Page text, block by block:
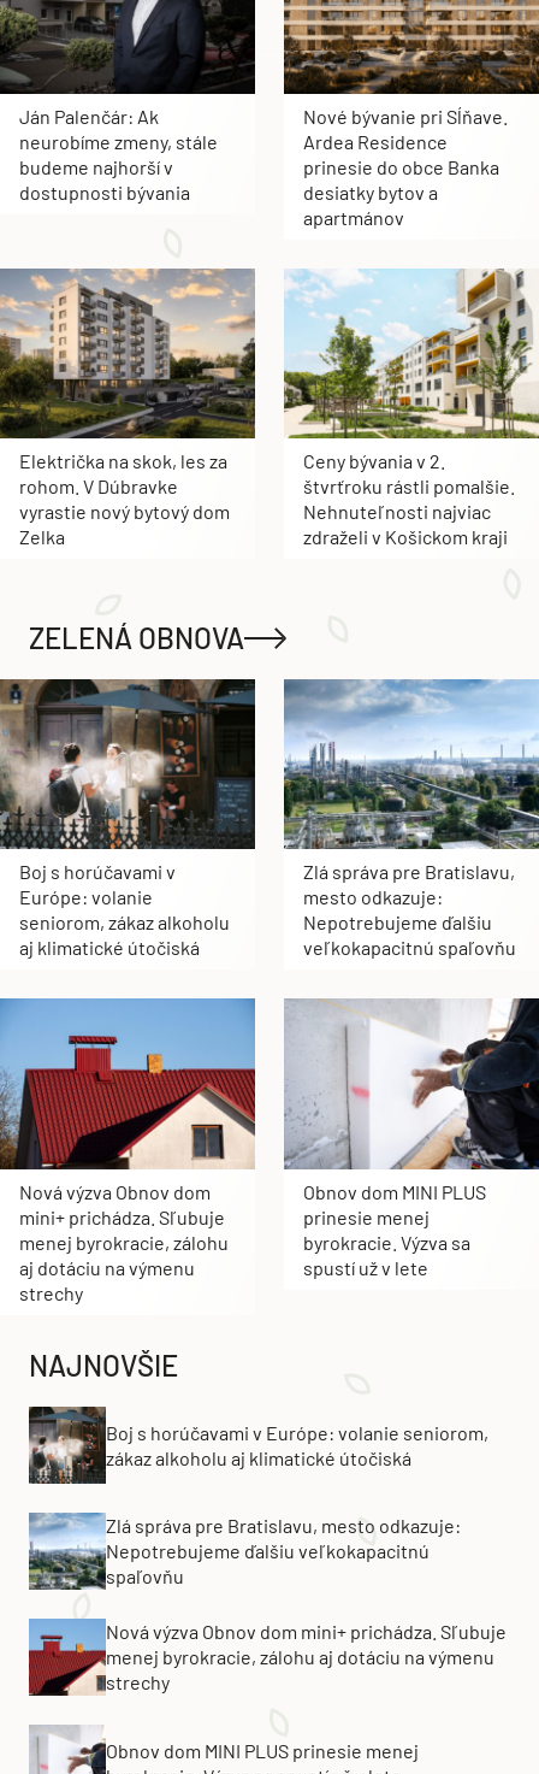
Ján Palenčár: Ak
neurobíme zmeny, stále
budeme najhorší v
Nové bývanie pri Sĺňave.
Ardea Residence
prinesie do obce Banka
desiatky bytov a
Električka na skok, les za
rohom. V Dúbravke
vyrastie nový bytový dom
Ceny bývania v 2.
štvrťroku rástli pomalšie.
Nehnuteľnosti najviac
Boj s horúčavami v
Európe: volanie
seniorom, zákaz alkoholu
Zlá správa pre Bratislavu,
mesto odkazuje:
Nepotrebujeme ďalšiu
Nová výzva Obnov dom
mini+ prichádza. Sľubuje
menej byrokracie, zálohu
aj dotáciu na výmenu
Obnov dom MINI PLUS
prinesie menej
byrokracie. Výzva sa
Boj s horúčavami v Európe: volanie seniorom,
Zlá správa pre Bratislavu, mesto odkazuje:
Nepotrebujeme ďalšiu veľkokapacitnú
Nová výzva Obnov dom mini+ prichádza. Sľubuje
menej byrokracie, zálohu aj dotáciu na výmenu